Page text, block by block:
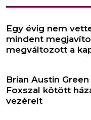
Egy évig nem
mindent
megváltozott a
Brian Austin
Foxszal kötött
vezérelt